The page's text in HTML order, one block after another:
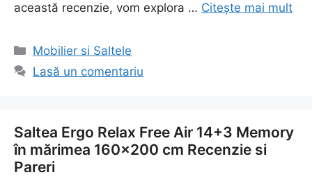
această recenzie, vom explora … Citește mai mult
Categorii
Mobilier si Saltele
Lasă un comentariu
Saltea Ergo Relax Free Air 14+3 Memory
în mărimea 160×200 cm Recenzie si
Pareri